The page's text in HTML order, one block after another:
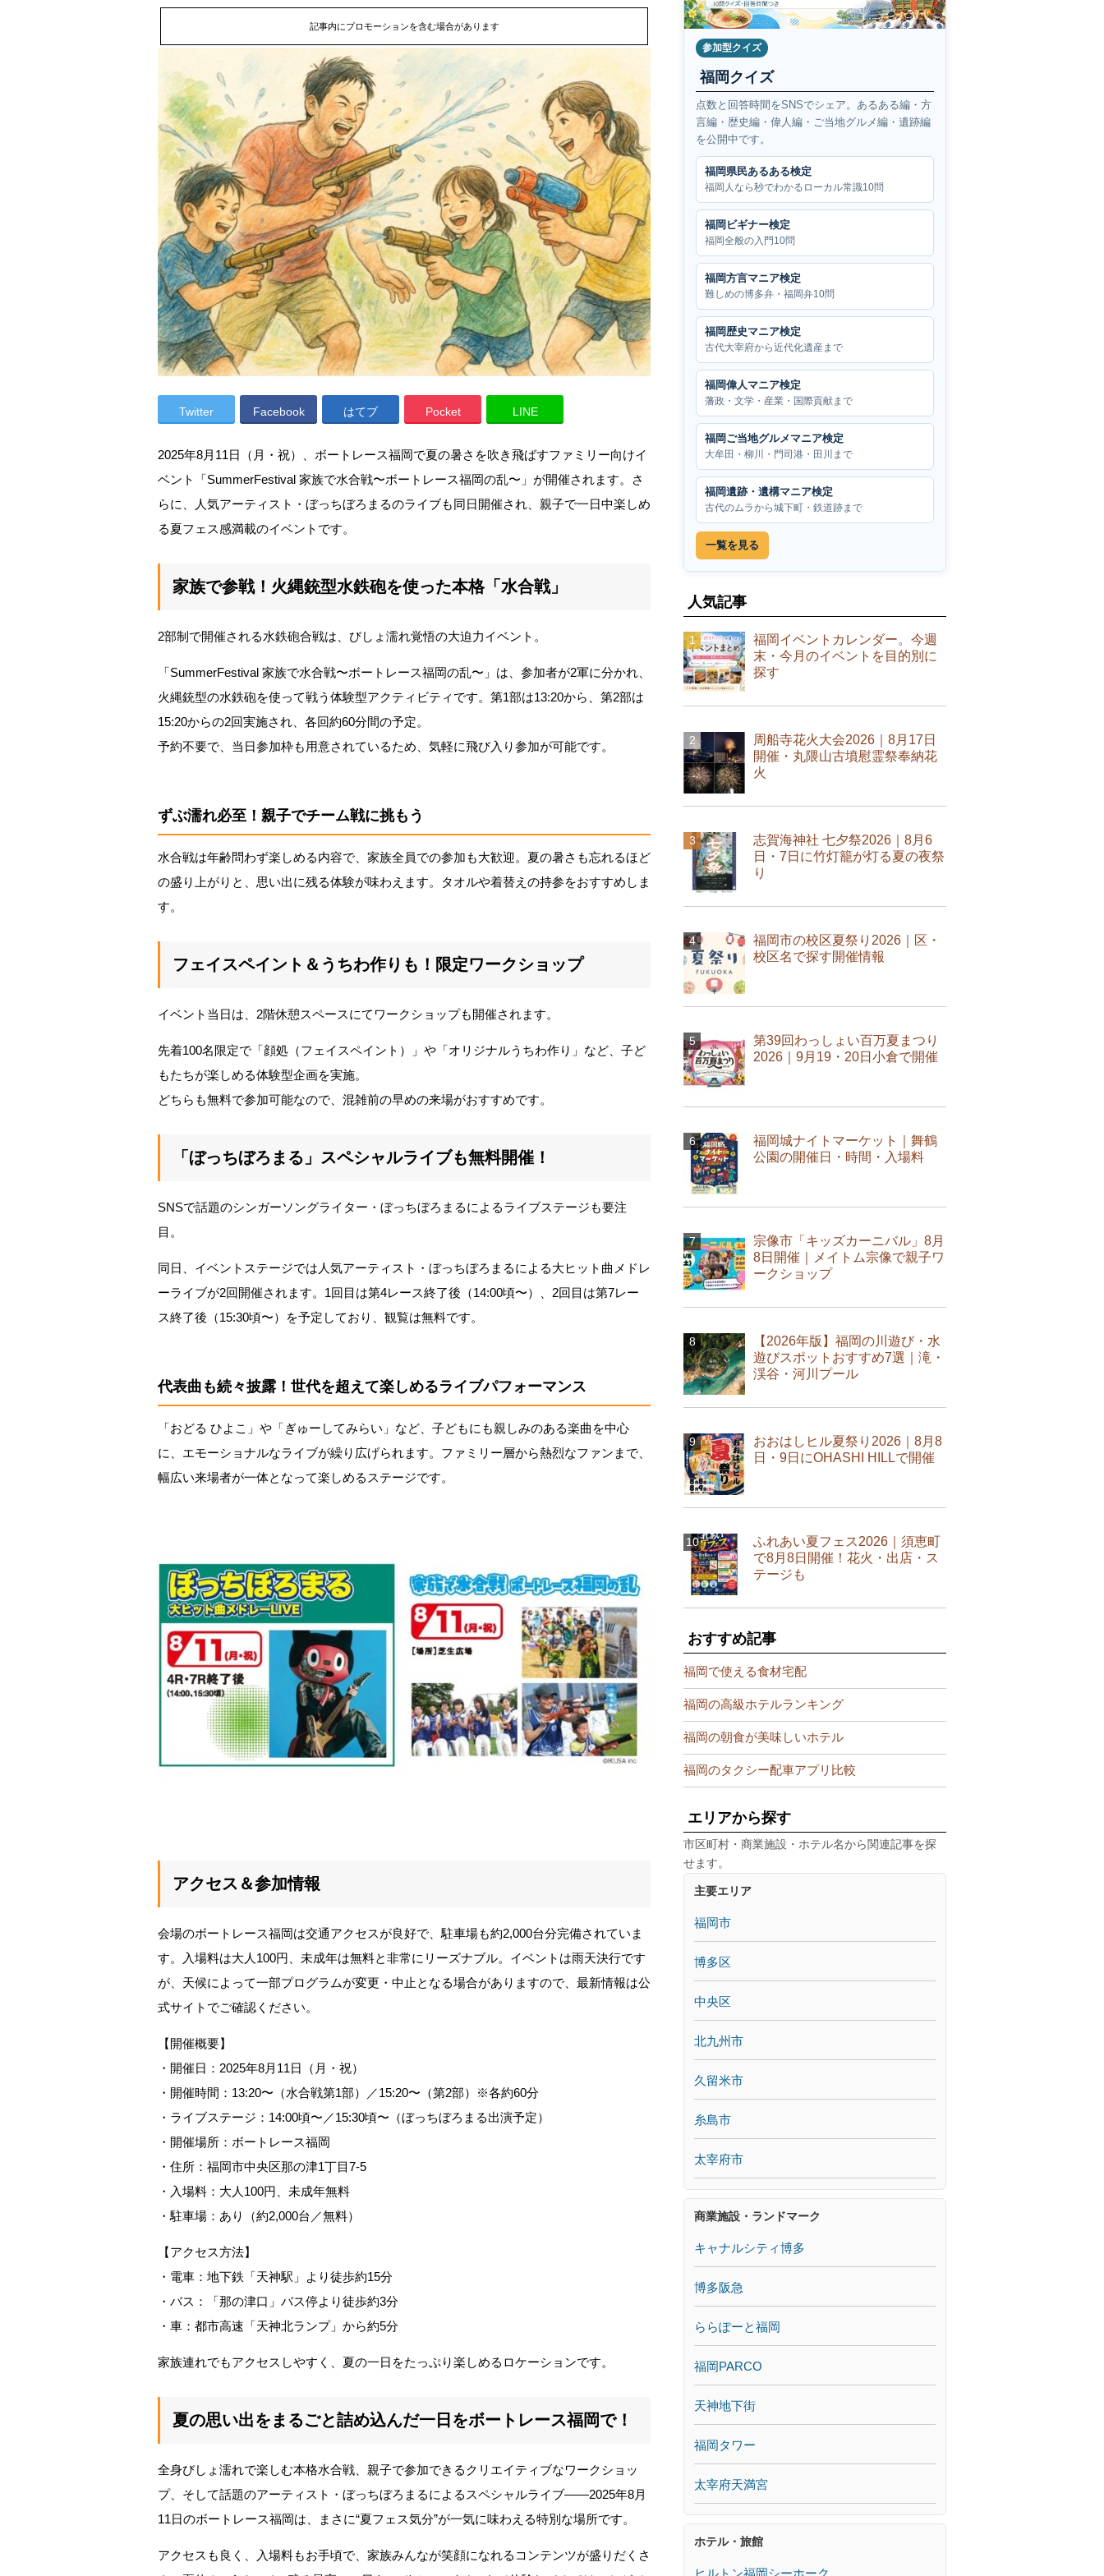
記事内にプロモーションを含む場合があります
Twitter Facebook はてブ Pocket LINE
2025年8月11日（月・祝）、ボートレース福岡で夏の暑さを吹き飛ばすファミリー向けイ
ベント「SummerFestival 家族で水合戦〜ボートレース福岡の乱〜」が開催されます。さ
らに、人気アーティスト・ぼっちぼろまるのライブも同日開催され、親子で一日中楽しめ
る夏フェス感満載のイベントです。
家族で参戦！火縄銃型水鉄砲を使った本格「水合戦」
2部制で開催される水鉄砲合戦は、びしょ濡れ覚悟の大迫力イベント。
「SummerFestival 家族で水合戦〜ボートレース福岡の乱〜」は、参加者が2軍に分かれ、
火縄銃型の水鉄砲を使って戦う体験型アクティビティです。第1部は13:20から、第2部は
15:20からの2回実施され、各回約60分間の予定。
予約不要で、当日参加枠も用意されているため、気軽に飛び入り参加が可能です。
ずぶ濡れ必至！親子でチーム戦に挑もう
水合戦は年齢問わず楽しめる内容で、家族全員での参加も大歓迎。夏の暑さも忘れるほど
の盛り上がりと、思い出に残る体験が味わえます。タオルや着替えの持参をおすすめしま
す。
フェイスペイント＆うちわ作りも！限定ワークショップ
イベント当日は、2階休憩スペースにてワークショップも開催されます。
先着100名限定で「顔処（フェイスペイント）」や「オリジナルうちわ作り」など、子ど
もたちが楽しめる体験型企画を実施。
どちらも無料で参加可能なので、混雑前の早めの来場がおすすめです。
「ぼっちぼろまる」スペシャルライブも無料開催！
SNSで話題のシンガーソングライター・ぼっちぼろまるによるライブステージも要注
目。
同日、イベントステージでは人気アーティスト・ぼっちぼろまるによる大ヒット曲メドレ
ーライブが2回開催されます。1回目は第4レース終了後（14:00頃〜）、2回目は第7レー
ス終了後（15:30頃〜）を予定しており、観覧は無料です。
代表曲も続々披露！世代を超えて楽しめるライブパフォーマンス
「おどる ひよこ」や「ぎゅーしてみらい」など、子どもにも親しみのある楽曲を中心
に、エモーショナルなライブが繰り広げられます。ファミリー層から熱烈なファンまで、
幅広い来場者が一体となって楽しめるステージです。
アクセス＆参加情報
会場のボートレース福岡は交通アクセスが良好で、駐車場も約2,000台分完備されていま
す。入場料は大人100円、未成年は無料と非常にリーズナブル。イベントは雨天決行です
が、天候によって一部プログラムが変更・中止となる場合がありますので、最新情報は公
式サイトでご確認ください。
【開催概要】
・開催日：2025年8月11日（月・祝）
・開催時間：13:20〜（水合戦第1部）／15:20〜（第2部）※各約60分
・ライブステージ：14:00頃〜／15:30頃〜（ぼっちぼろまる出演予定）
・開催場所：ボートレース福岡
・住所：福岡市中央区那の津1丁目7-5
・入場料：大人100円、未成年無料
・駐車場：あり（約2,000台／無料）
【アクセス方法】
・電車：地下鉄「天神駅」より徒歩約15分
・バス：「那の津口」バス停より徒歩約3分
・車：都市高速「天神北ランプ」から約5分
家族連れでもアクセスしやすく、夏の一日をたっぷり楽しめるロケーションです。
夏の思い出をまるごと詰め込んだ一日をボートレース福岡で！
全身びしょ濡れで楽しむ本格水合戦、親子で参加できるクリエイティブなワークショッ
プ、そして話題のアーティスト・ぼっちぼろまるによるスペシャルライブ――2025年8月
11日のボートレース福岡は、まさに“夏フェス気分”が一気に味わえる特別な場所です。
アクセスも良く、入場料もお手頃で、家族みんなが笑顔になれるコンテンツが盛りだくさ
参加型クイズ
福岡クイズ
点数と回答時間をSNSでシェア。あるある編・方
言編・歴史編・偉人編・ご当地グルメ編・遺跡編
を公開中です。
福岡県民あるある検定
福岡人なら秒でわかるローカル常識10問
福岡ビギナー検定
福岡全般の入門10問
福岡方言マニア検定
難しめの博多弁・福岡弁10問
福岡歴史マニア検定
古代大宰府から近代化遺産まで
福岡偉人マニア検定
藩政・文学・産業・国際貢献まで
福岡ご当地グルメマニア検定
大牟田・柳川・門司港・田川まで
福岡遺跡・遺構マニア検定
古代のムラから城下町・鉄道跡まで
一覧を見る
人気記事
福岡イベントカレンダー。今週
末・今月のイベントを目的別に
探す
周船寺花火大会2026｜8月17日
開催・丸隈山古墳慰霊祭奉納花
火
志賀海神社 七夕祭2026｜8月6
日・7日に竹灯籠が灯る夏の夜祭
り
福岡市の校区夏祭り2026｜区・
校区名で探す開催情報
第39回わっしょい百万夏まつり
2026｜9月19・20日小倉で開催
福岡城ナイトマーケット｜舞鶴
公園の開催日・時間・入場料
宗像市「キッズカーニバル」8月
8日開催｜メイトム宗像で親子ワ
ークショップ
【2026年版】福岡の川遊び・水
遊びスポットおすすめ7選｜滝・
渓谷・河川プール
おおはしヒル夏祭り2026｜8月8
日・9日にOHASHI HILLで開催
ふれあい夏フェス2026｜須恵町
で8月8日開催！花火・出店・ス
テージも
おすすめ記事
福岡で使える食材宅配
福岡の高級ホテルランキング
福岡の朝食が美味しいホテル
福岡のタクシー配車アプリ比較
エリアから探す
市区町村・商業施設・ホテル名から関連記事を探
せます。
主要エリア
福岡市
博多区
中央区
北九州市
久留米市
糸島市
太宰府市
商業施設・ランドマーク
キャナルシティ博多
博多阪急
ららぽーと福岡
福岡PARCO
天神地下街
福岡タワー
太宰府天満宮
ホテル・旅館
ヒルトン福岡シーホーク